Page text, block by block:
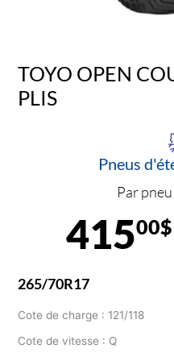
TOYO OPEN
PLIS
Pneus
Par pneu
41500$
265/70R17
Cote de charge : 121/118
Cote de vitesse : Q